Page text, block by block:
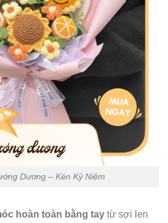
Dương – Kén Kỷ Niệm
hoàn toàn bằng tay từ sợi len